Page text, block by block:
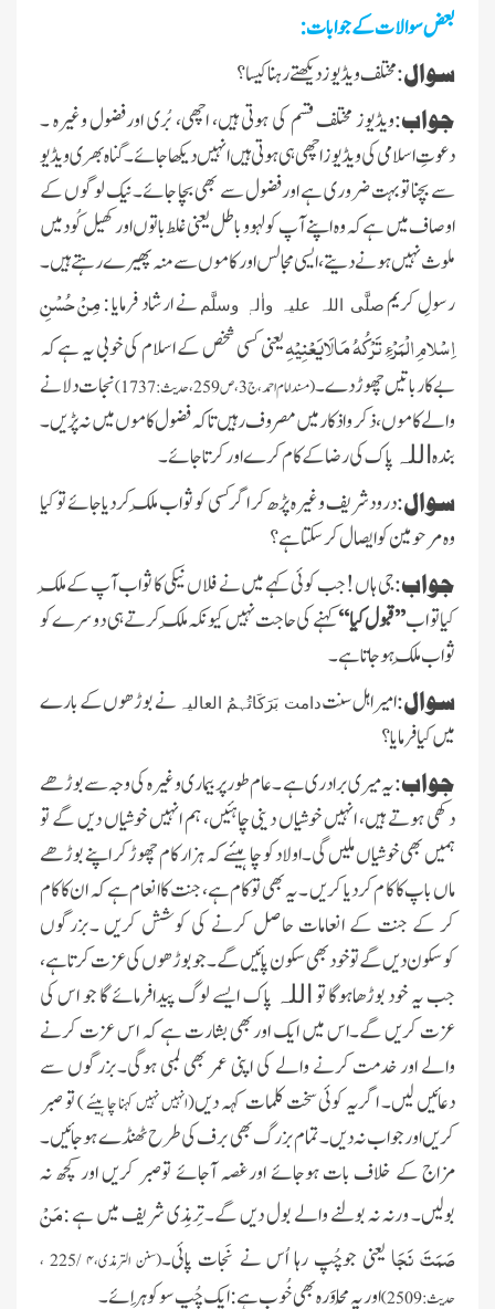
بعض سوالات کے جوابات:
سوال:مختلف ویڈیوزدیکھتے رہنا کیسا؟
جواب:ویڈیوز مختلف قسم کی ہوتی ہیں، اچھی، بُری اورفضول وغیرہ ۔
دعوتِ اسلامی کی ویڈیوز اچھی ہی ہوتی ہیں انہیں دیکھا جائے۔گنا ہ بھری ویڈیو
سے بچنا توبہت ضروری ہے اورفضول سے بھی بچا جائے۔ نیک لوگوں کے
اوصاف میں ہے کہ وہ اپنے آپ کو لہو و باطل یعنی غلط باتوں اورکھیل کُود میں
ملوث نہیں ہونے دیتے،ایسی مجالس اور کاموں سے منہ پھیرے رہتے ہیں۔
رسولِ کریمصلَّی اللہ علیہ واٰلہٖ وسلَّم نے ارشاد فرمایا :مِنْ حُسْنِ
اِسْلامِ الْمَرْءِ تَرْکُہُ مَالَایَعْنِیْہِیعنی کسی شخص کے اسلام کی خوبی یہ ہے کہ
بے کار باتیں چھوڑ دے۔(مسند امام احمد ،ج3،ص259،حدیث: 1737)
نجات دلانے
والے کاموں، ذکر و اذکار میں مصروف رہیں تاکہ فضول کاموں میں نہ پڑیں ۔
بندہاللہ پاک کی رضاکے کام کرے اورکرتا جائے ۔
سوال:درودشریف وغیرہ پڑھ کر اگرکسی کو ثواب مِلک کردیاجائے تو کیا
وہ مرحومین کو ایصال کرسکتاہے ؟
جواب:جی ہاں !جب کوئی کہے میں نے فلاں نیکی کا ثواب آپ کےمِلک
کیا تو اب’’قبول کیا‘‘کہنے کی حاجت نہیں کیونکہ مِلک کرتےہی دوسرے کو
ثواب مِلک ہوجاتاہے ۔
سوال:امیراہل سنتدامت بَرَکَاتُہمُ العالیہ نے بوڑھوں کے بارے
میں کیا فرمایا؟
جواب:یہ میری برادری ہے ۔ عام طورپر بیماری وغیرہ کی وجہ سے بوڑھے
دکھی ہوتے ہیں، انہیں خوشیاں دینی چاہئیں، ہم انہیں خوشیاں دیں گے تو
ہمیں بھی خوشیاں ملیں گی۔اولادکو چاہیئے کہ ہزار کام چھوڑ کر اپنے بوڑھے
ماں باپ کا کا م کردیا کریں ۔یہ بھی تو کام ہے، جنت کاانعام ہے کہ ان کا کام
کر کے جنت کے انعامات حاصل کرنے کی کوشش کریں ۔بزرگوں
کوسکون دیں گے تو خود بھی سکون پائیں گے۔جو بوڑھوں کی عزت کرتاہے،
جب یہ خود بوڑھاہوگا تو اللہ پاک ایسے لوگ پیدافرمائے گا جو اس کی
عزت کریں گے۔اس میں ایک اوربھی بشارت ہے کہ اس عزت کرنے
والے اور خدمت کرنے والے کی اپنی عمر بھی لمبی ہوگی۔بزرگوں سے
دعائیں لیں۔ اگریہ کوئی سخت کلمات کہہ دیں(انہیں نہیں کہنا چاہیئے )تو صبر
کریں اور جواب نہ دیں۔تمام بزرگ بھی برف کی طرح ٹھنڈے ہو جائیں ۔
مزاج کے خلاف بات ہوجائے اورغصہ آجائے توصبر کریں اور کچھ نہ
بولیں۔ ورنہ نہ بولنے والے بول دیں گے۔تِرمِذی شریف میں ہے :مَنْ
صَمَتَ نَجَا یعنی جوچُپ رہا اُس نے نَجات پائی۔(سنن الترمذی،۴ /225
،
حدیث: 2509)
اور یہ مُحاوَرہ بھی خُوب ہے:ایک چُپ سو کوہَرائے ۔